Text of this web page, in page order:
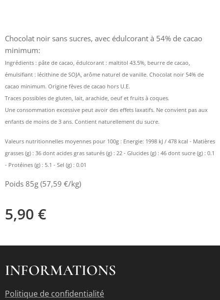
Chocolat noir sans sucres, avec édulcorant à 54% de cacao
minimum:
Ingrédients : pâte de cacao, édulcorant : maltitol 43.5%, beurre de cacao,
émulsifiant : lécithine de SOJA, arôme naturel de vanille. Chocolat noir 54% de
cacao minimum. Origine fèves de cacao hors U.E.
Traces possibles de gluten, lait, arachide, oeuf et fruits à coques.
Une consommation excessive peut avoir des effets laxatifs. Ne convient pas aux
enfants de moins de 3 ans. Contient naturellement du sucre.
Valeurs nutritionnelles moyennes pour 100g : Energie: 1998 kJ / 478 kcal - Matières
grasses (g) : 36 dont acides gras saturés (g) : 22 - Glucides (g) : 46 dont sucre (g) : 0.1
- Protéines (g) : 5.1 - Sel (g) : 0.01
Poids 85g (57,59 €/kg)
5,90 €
INFORMATIONS
Politique de confidentialité